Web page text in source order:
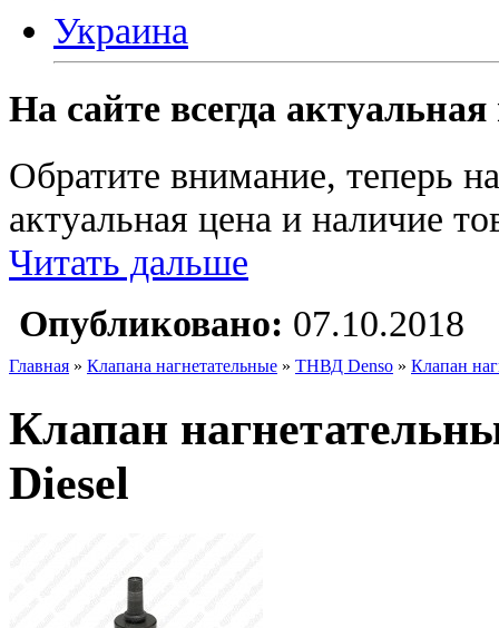
Украина
На сайте всегда
Обратите внимание, теперь
актуальная цена и наличие
Читать дальше
Опубликовано: 07.10.2018
Главная » Клапана нагнетательные » ТНВД Denso » Клапан
Клапан
Diesel